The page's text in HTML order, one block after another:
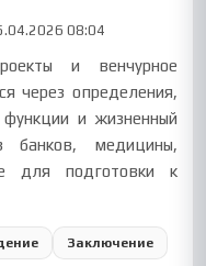
08:04
и венчурное
через определения,
функции и жизненный
банков, медицины,
для подготовки к
Заключение